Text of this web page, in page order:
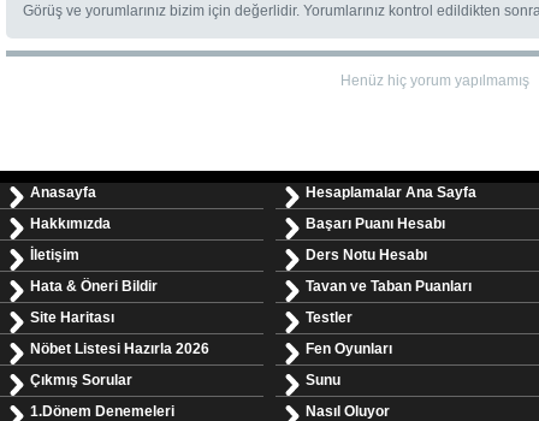
Görüş ve yorumlarınız bizim için değerlidir. Yorumlarınız kontrol edildikten
Henüz hiç yorum yapılmamış
Anasayfa
Hakkımızda
İletişim
Hata & Öneri Bildir
Site Haritası
Nöbet Listesi Hazırla 2026
Çıkmış Sorular
1.Dönem Denemeleri
Hesaplamalar Ana Sayfa
Başarı Puanı Hesabı
Ders Notu Hesabı
Tavan ve Taban Puanları
Testler
Fen Oyunları
Sunu
Nasıl Oluyor